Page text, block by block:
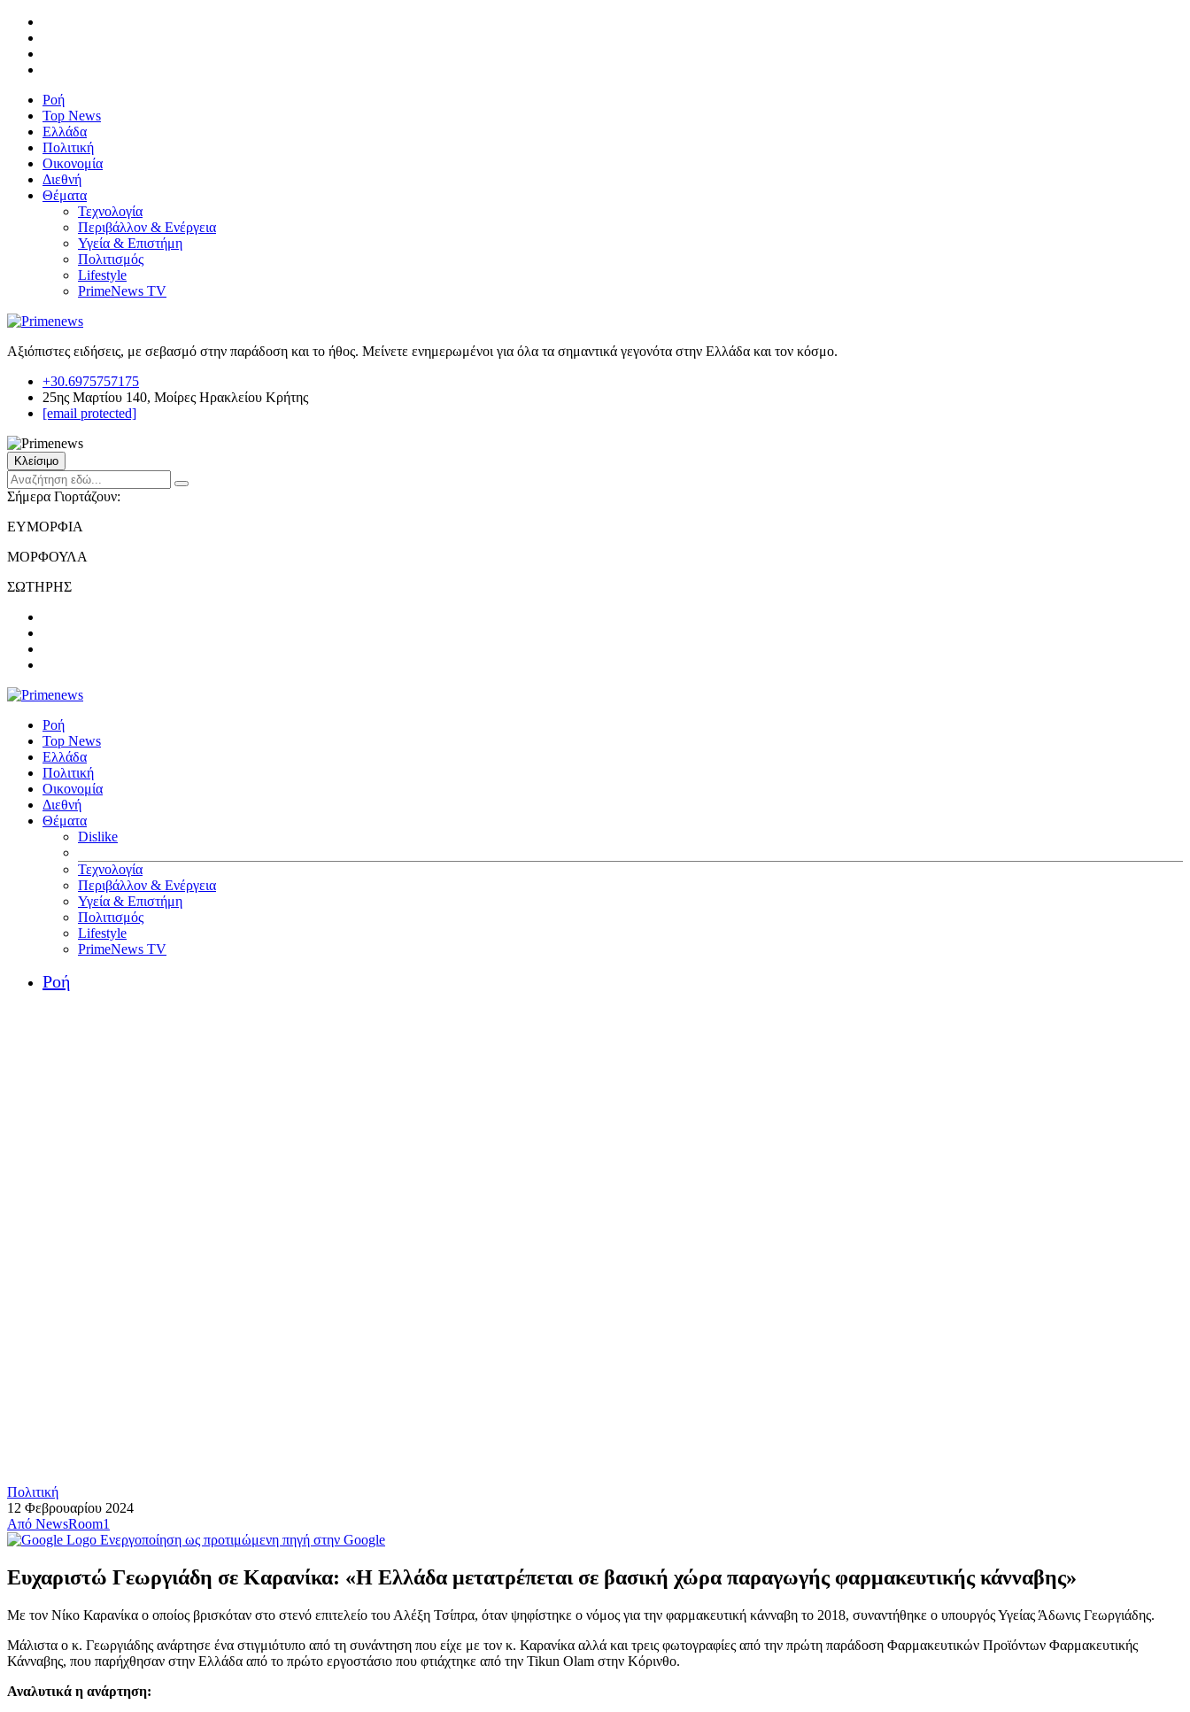
Ροή
Top News
Ελλάδα
Πολιτική
Οικονομία
Διεθνή
Θέματα
Τεχνολογία
Περιβάλλον & Ενέργεια
Υγεία & Επιστήμη
Πολιτισμός
Lifestyle
PrimeNews TV
Αξιόπιστες ειδήσεις, με σεβασμό στην παράδοση και το ήθος. Μείνετε ενημερωμένοι για όλα τα σημαντικά γεγονότα στην Ελλάδα και τον κόσμο.
+30.6975757175
25ης Μαρτίου 140, Μοίρες Ηρακλείου Κρήτης
[email protected]
Κλείσιμο
Σήμερα Γιορτάζουν:
ΕΥΜΟΡΦΙΑ
ΜΟΡΦΟΥΛΑ
ΣΩΤΗΡΗΣ
Ροή
Top News
Ελλάδα
Πολιτική
Οικονομία
Διεθνή
Θέματα
Dislike
Τεχνολογία
Περιβάλλον & Ενέργεια
Υγεία & Επιστήμη
Πολιτισμός
Lifestyle
PrimeNews TV
Ροή
Πολιτική
12 Φεβρουαρίου 2024
Από NewsRoom1
Ενεργοποίηση ως προτιμώμενη πηγή στην Google
Ευχαριστώ Γεωργιάδη σε Καρανίκα: «Η Ελλάδα μετατρέπεται σε βασική χώρα παραγωγής φαρμακευτικής κάνναβης»
Με τον Νίκο Καρανίκα ο οποίος βρισκόταν στο στενό επιτελείο του Αλέξη Τσίπρα, όταν ψηφίστηκε ο νόμος για την φαρμακευτική κάνναβη το 2018, συναντήθηκε ο υπουργός Υγείας Άδωνις Γεωργιάδης.
Μάλιστα ο κ. Γεωργιάδης ανάρτησε ένα στιγμιότυπο από τη συνάντηση που είχε με τον κ. Καρανίκα αλλά και τρεις φωτογραφίες από την πρώτη παράδοση Φαρμακευτικών Προϊόντων Φαρμακευτικής
Κάνναβης, που παρήχθησαν στην Ελλάδα από το πρώτο εργοστάσιο που φτιάχτηκε από την Tikun Olam στην Κόρινθο.
Αναλυτικά η ανάρτηση: